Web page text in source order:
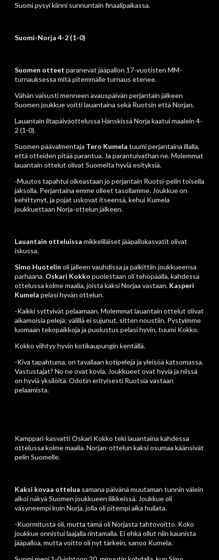
Suomi pysyi kiinni sunnuntain finaalipaikassa.
Suomi-Norja 4-2 (1-0)
Suomen otteet paranevat jääpallon 17-vuotisten MM-
turnauksessa mitä pitemmälle turnaus etenee.
Vähän vaisusti menneen avauspäivän perjantain jälkeen
Suomen joukkue voitti lauantaina sekä Ruotsin että Norjan.
Lauantain iltapäiväottelussa Hänskissä Norja kaatui maalein 4-
2 (1-0).
Suomen päävalmentaja Tero Kumela tuumi perjantaina illalla,
että otteiden pitää parantua. Ja parantuivathan ne. Molemmat
lauantain ottelut olivat Suomelta hyviä esityksiä.
-Muutos tapahtui oikeastaan jo perjantain Ruotsi-pelin toisella
jaksolla. Perjantaina emme olleet tasollamme. Joukkue on
kehittynyt, ja pojat uskovat itseensä, kehui Kumela
joukkuettaan Norja-ottelun jälkeen.
Lauantain otteluissa mikkeliläiset jääpallokasvatit olivat
iskussa.
Simo Huotelin oli jälleen vauhdissa ja palkittiin joukkueensa
parhaana. Oskari Kokko puolestaan oli tehopäällä, kahdessa
ottelussa kolme maalia, joista kaksi Norjaa vastaan. Kasperi
Kumela pelasi hyvän ottelun.
-Kaikki syttyivät pelaamaan. Molemmat lauantain ottelut olivat
aikamoisia pelejä: välillä ei sujunut, sitten noustiin. Pystyimme
luomaan tekopaikkoja ja puolustus pelasi hyvin, tuumi Kokko.
Kokko viihtyy hyvin kotikaupungin kentällä.
-Kiva tapahtuma, on tavallaan kotipelejä ja yleisöä katsomassa.
Vastustajat? No ne ovat kovia. Joukkueet ovat hyviä ja niissä
on hyviä yksilöitä. Odotin erityisesti Ruotsia vastaan
pelaamista.
Kamppari-kasvatti Oskari Kokko teki lauantaina kahdessa
ottelussa kolme maalia. Norjan-ottelun kaksi osumaa käänsivät
pelin Suomelle.
Kaksi kovaa ottelua samana päivänä muutaman tunnin välein
alkoi näkyä Suomen joukkueen liikkeissä. Joukkue oli
väsyneempi kuin Norja, jolla oli pitempi aika huilata.
-Kuormitusta oli, mutta tämä oli Norjasta tahtovoitto. Koko
joukkue onnistui laajalla rintamalla. Ei ehkä ollut niin kaunista
jääpalloa, mutta voitto oli nyt tärkein, sanoo Kumela.